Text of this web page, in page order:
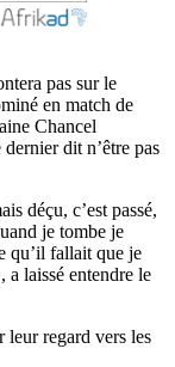
pas sur le
en match de
Chancel
dit n’être pas
déçu, c’est passé,
je tombe je
qu’il fallait que je
a laissé entendre le
regard vers les